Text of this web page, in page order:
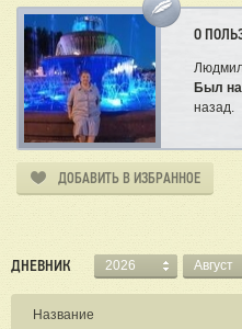
О
Был на
назад.
ДОБАВИТЬ В ИЗБРАННОЕ
ДНЕВНИК 2026 Август
Название